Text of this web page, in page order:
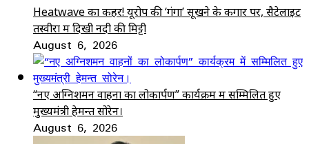
Heatwave का कहर! यूरोप की ‘गंगा’ सूखने के कगार पर, सैटेलाइट
तस्वीरों में दिखी नदी की मिट्टी
August 6, 2026
“नए अग्निशमन वाहनों का लोकार्पण” कार्यक्रम में सम्मिलित हुए
मुख्यमंत्री हेमन्त सोरेन।
August 6, 2026